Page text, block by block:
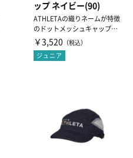
ップ ネイビー(90)
ATHLETAの織りネームが特徴
のドットメッシュキャップで
す。通気性に優れたメッ...
￥3,520 （税込）
ジュニア